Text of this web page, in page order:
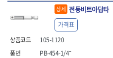
- 방폭아답타
- 방폭T렌치
- 방폭드라이버
- 방폭펀치
상세 전동비트아답타
105-1120
PB-454-1/4˝
가격표